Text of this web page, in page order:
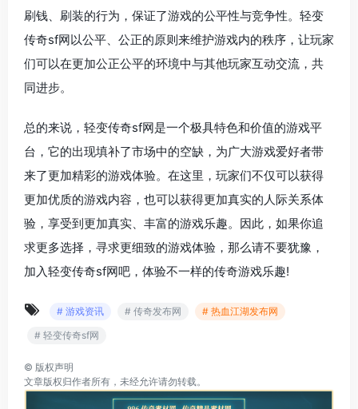
刷钱、刷装的行为，保证了游戏的公平性与竞争性。轻变
传奇sf网以公平、公正的原则来维护游戏内的秩序，让玩家
们可以在更加公正公平的环境中与其他玩家互动交流，共
同进步。
总的来说，轻变传奇sf网是一个极具特色和价值的游戏平
台，它的出现填补了市场中的空缺，为广大游戏爱好者带
来了更加精彩的游戏体验。在这里，玩家们不仅可以获得
更加优质的游戏内容，也可以获得更加真实的人际关系体
验，享受到更加真实、丰富的游戏乐趣。因此，如果你追
求更多选择，寻求更细致的游戏体验，那么请不要犹豫，
加入轻变传奇sf网吧，体验不一样的传奇游戏乐趣!
# 游戏资讯 # 传奇发布网
# 热血江湖发布网
# 轻变传奇sf网
© 版权声明
文章版权归作者所有，未经允许请勿转载。